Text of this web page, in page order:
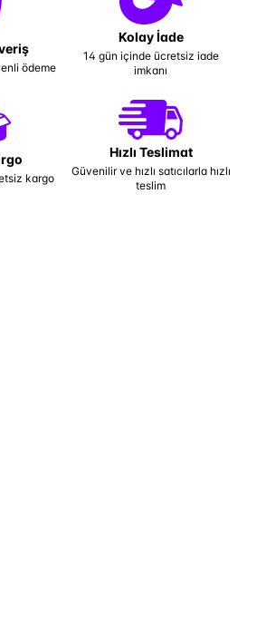
ödeme
Kolay İade
14 gün içinde ücretsiz iade
imkanı
kargo
Hızlı Teslimat
Güvenilir ve hızlı satıcılarla hızlı
teslim